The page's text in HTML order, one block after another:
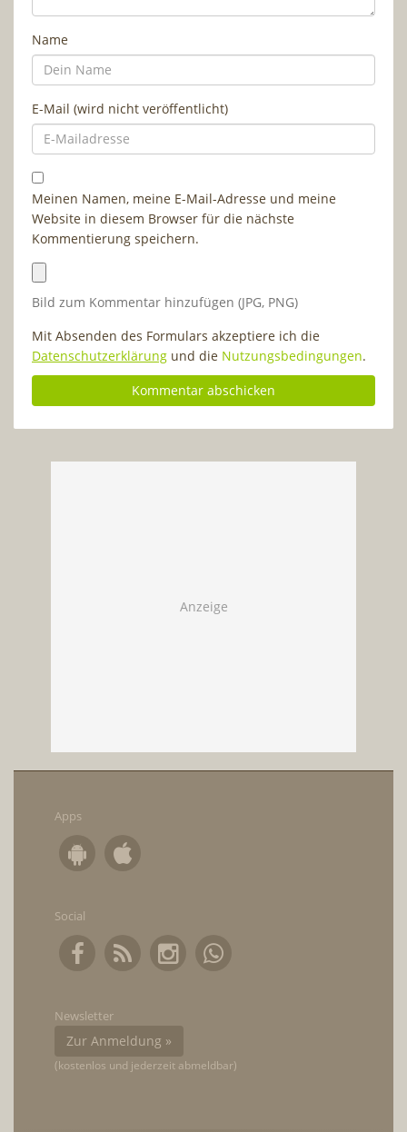
Name
E-Mail (wird nicht veröffentlicht)
Meinen Namen, meine E-Mail-Adresse und meine
Website in diesem Browser für die nächste
Kommentierung speichern.
Bild zum Kommentar hinzufügen (JPG, PNG)
Mit Absenden des Formulars akzeptiere ich die
Datenschutzerklärung und die Nutzungsbedingungen.
Apps
Social
Newsletter
Zur Anmeldung »
(kostenlos und jederzeit abmeldbar)